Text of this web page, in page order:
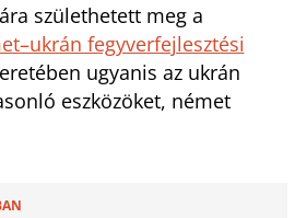
születhetett meg a
fegyverfejlesztési
ugyanis az ukrán
eszközöket, német